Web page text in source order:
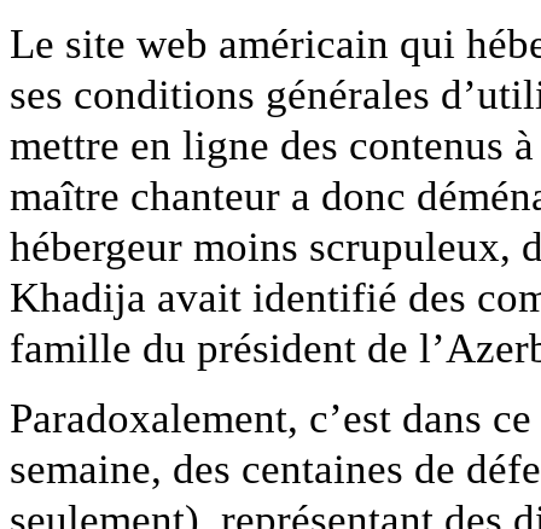
Le site web américain qui
ses conditions générales
mettre en ligne des contenus
maître chanteur a donc
hébergeur moins scrupuleux,
Khadija avait identifié des
famille du président de
Paradoxalement, c’est dans
semaine, des centaines de